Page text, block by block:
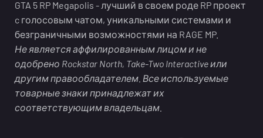
GTA 5 RP Megapolis - лучший в своем роде RP проект
c голосовым чатом, уникальными системами и
безграничными возможностями на RAGE MP.
Не является аффилированным лицом и не
одобрено Rockstar North, Take-Two Interactive или
другим правообладателем. Все используемые
товарные знаки принадлежат их
соответствующим владельцам.